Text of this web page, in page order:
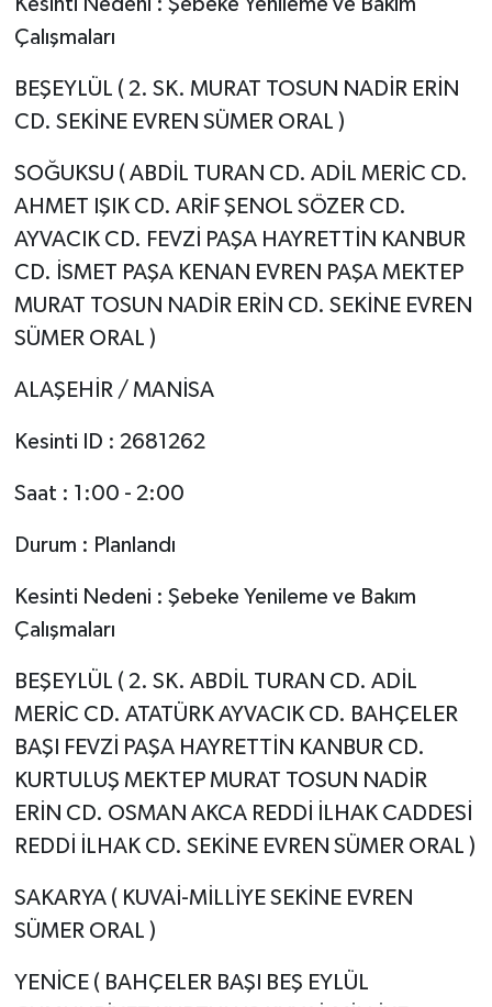
Kesinti Nedeni : Şebeke Yenileme ve Bakım
Çalışmaları
BEŞEYLÜL ( 2. SK. MURAT TOSUN NADİR ERİN
CD. SEKİNE EVREN SÜMER ORAL )
SOĞUKSU ( ABDİL TURAN CD. ADİL MERİC CD.
AHMET IŞIK CD. ARİF ŞENOL SÖZER CD.
AYVACIK CD. FEVZİ PAŞA HAYRETTİN KANBUR
CD. İSMET PAŞA KENAN EVREN PAŞA MEKTEP
MURAT TOSUN NADİR ERİN CD. SEKİNE EVREN
SÜMER ORAL )
ALAŞEHİR / MANİSA
Kesinti ID : 2681262
Saat : 1:00 - 2:00
Durum : Planlandı
Kesinti Nedeni : Şebeke Yenileme ve Bakım
Çalışmaları
BEŞEYLÜL ( 2. SK. ABDİL TURAN CD. ADİL
MERİC CD. ATATÜRK AYVACIK CD. BAHÇELER
BAŞI FEVZİ PAŞA HAYRETTİN KANBUR CD.
KURTULUŞ MEKTEP MURAT TOSUN NADİR
ERİN CD. OSMAN AKCA REDDİ İLHAK CADDESİ
REDDİ İLHAK CD. SEKİNE EVREN SÜMER ORAL )
SAKARYA ( KUVAİ-MİLLİYE SEKİNE EVREN
SÜMER ORAL )
YENİCE ( BAHÇELER BAŞI BEŞ EYLÜL